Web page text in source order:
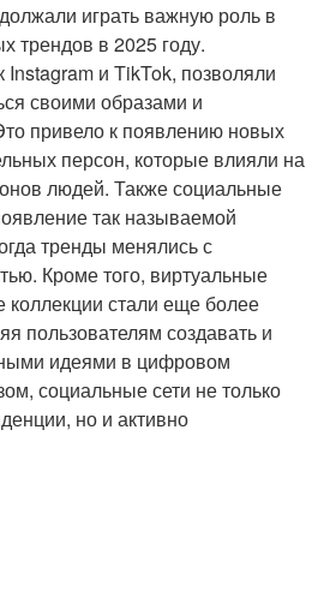
играть важную роль в
трендов в 2025 году.
и TikTok, позволяли
своими образами и
привело к появлению новых
персон, которые влияли на
людей. Также социальные
так называемой
тренды менялись с
Кроме того, виртуальные
стали еще более
пользователям создавать и
идеями в цифровом
социальные сети не только
но и активно